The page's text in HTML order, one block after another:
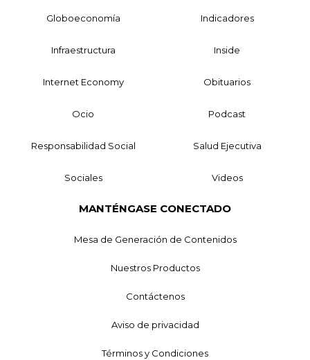
Globoeconomía Indicadores
Infraestructura Inside
Internet Economy Obituarios
Ocio Podcast
Responsabilidad Social Salud Ejecutiva
Sociales Videos
MANTÉNGASE CONECTADO
Mesa de Generación de Contenidos
Nuestros Productos
Contáctenos
Aviso de privacidad
Términos y Condiciones